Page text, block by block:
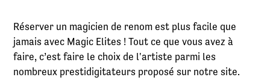
Réserver un magicien de renom est plus facile que
jamais avec Magic Elites ! Tout ce que vous avez à
faire, c’est faire le choix de l'artiste parmi les
nombreux prestidigitateurs proposé sur notre site.